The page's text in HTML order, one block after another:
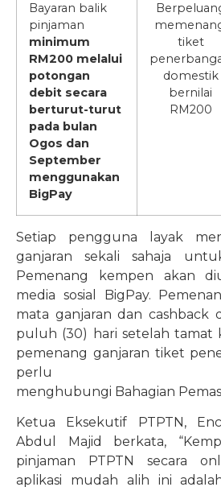
Bayaran balik
pinjaman
minimum
RM200 melalui
potongan
debit secara
berturut-turut
pada bulan
Ogos dan
September
menggunakan
BigPay
tiket
domestik
bernilai
RM200
Setiap pengguna layak
ganjaran sekali sahaja
Pemenang kempen akan
media sosial BigPay.
mata ganjaran dan cashback
puluh (30) hari setelah tamat
pemenang ganjaran tiket
perlu
menghubungi Bahagian
Ketua Eksekutif PTPTN,
Abdul Majid berkata,
pinjaman PTPTN secara
aplikasi mudah alih ini